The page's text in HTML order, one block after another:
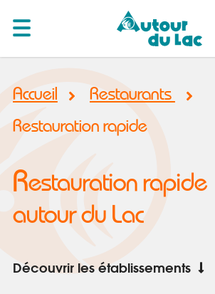
Accueil
Restaurants
Restauration rapide
Restauration rapide
autour du Lac
Découvrir les établissements